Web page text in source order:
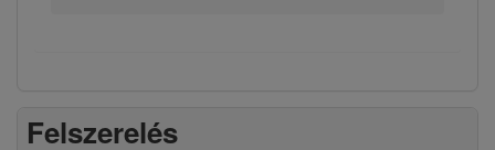
Felszerelés